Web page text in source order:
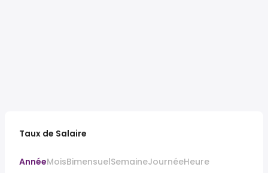
Taux de Salaire
AnnéeMoisBimensuelSemaineJournéeHeure